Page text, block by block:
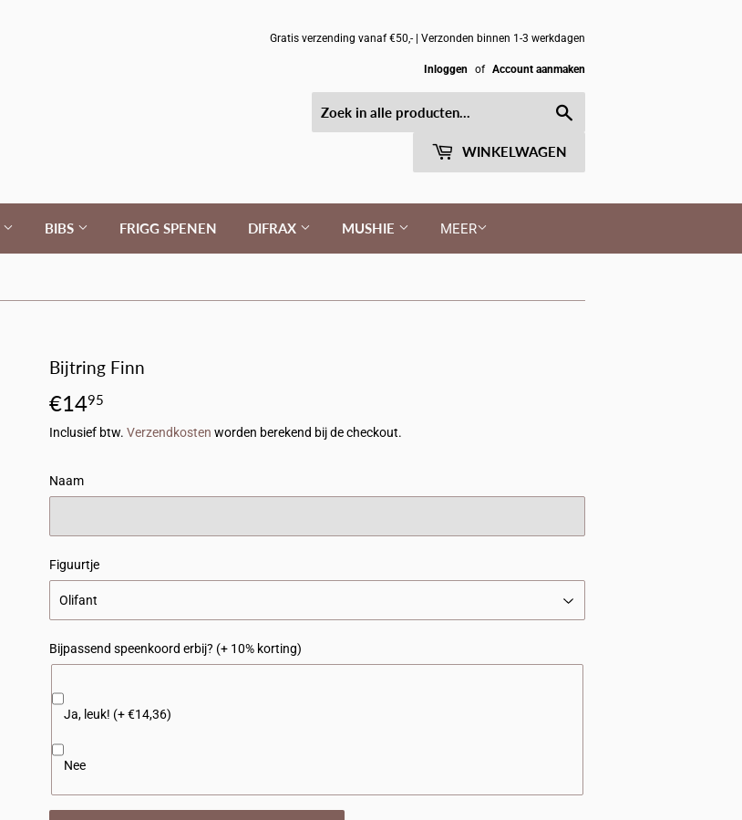
Gratis verzending vanaf €50,- | Verzonden binnen 1-3 werkdagen
Inloggen of Account aanmaken
WINKELWAGEN
BIBS FRIGG SPENEN DIFRAX MUSHIE MEER
Bijtring Finn
€1495
Inclusief btw. Verzendkosten worden berekend bij de checkout.
Naam
Figuurtje
Bijpassend speenkoord erbij? (+ 10% korting)
Ja, leuk! (+ €14,36)
Nee